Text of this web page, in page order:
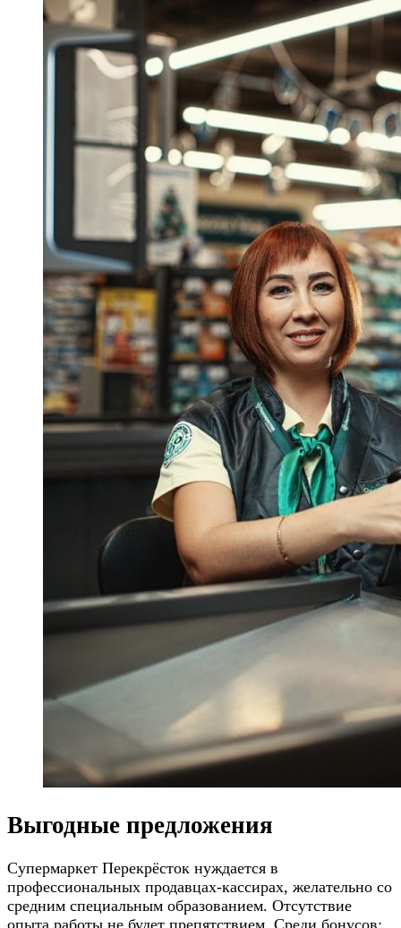
Выгодные предложения
Супермаркет Перекрёсток нуждается в
профессиональных продавцах-кассирах, желательно со
средним специальным образованием. Отсутствие